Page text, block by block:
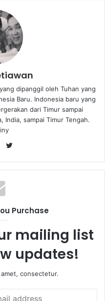
dipanggil oleh Tuhan yang
Baru. Indonesia baru yang
dari Timur sampai
India, sampai Timur Tengah.
i
Purchase
mailing list
updates!
consectetur.